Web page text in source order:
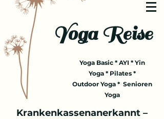
Yoga Reise
Yoga Basic * AYI * Yin
Yoga * Pilates *
Outdoor Yoga * Senioren
Yoga
Krankenkassenanerkannt –